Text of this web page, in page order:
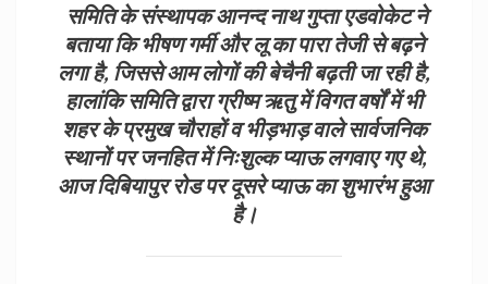
समिति के संस्थापक आनन्द नाथ गुप्ता एडवोकेट ने
बताया कि भीषण गर्मी और लू का पारा तेजी से बढ़ने
लगा है, जिससे आम लोगों की बेचैनी बढ़ती जा रही है,
हालांकि समिति द्वारा ग्रीष्म ऋतु में विगत वर्षों में भी
शहर के प्रमुख चौराहों व भीड़भाड़ वाले सार्वजनिक
स्थानों पर जनहित में निःशुल्क प्याऊ लगवाए गए थे,
आज दिबियापुर रोड पर दूसरे प्याऊ का शुभारंभ हुआ
है।